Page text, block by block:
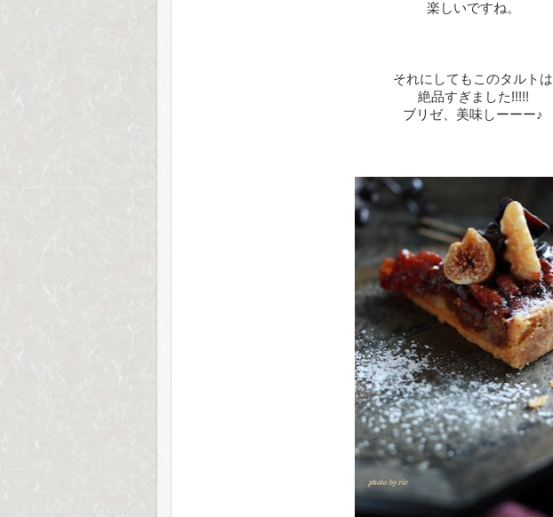
楽しいですね。
それにしてもこのタルトは
絶品すぎました!!!!!
ブリゼ、美味しーーー♪